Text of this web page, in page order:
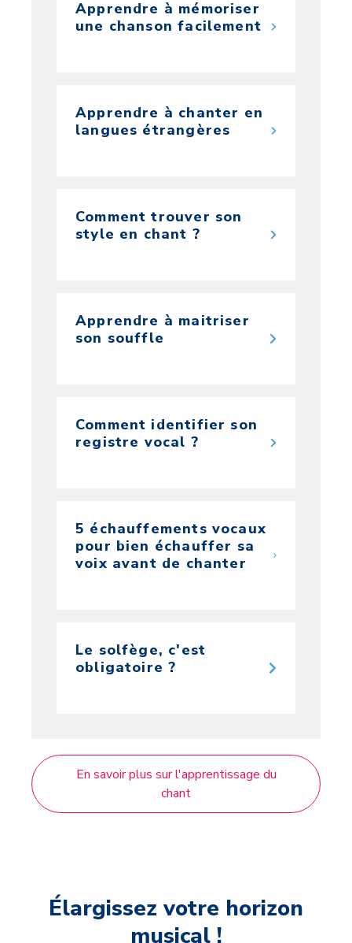
Apprendre à mémoriser
une chanson facilement
Apprendre à chanter en
langues étrangères
Comment trouver son
style en chant ?
Apprendre à maitriser
son souffle
Comment identifier son
registre vocal ?
5 échauffements vocaux
pour bien échauffer sa
voix avant de chanter
Le solfège, c'est
obligatoire ?
En savoir plus sur l'apprentissage du
chant
Élargissez votre horizon
musical !